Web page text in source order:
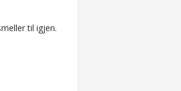
til igjen.